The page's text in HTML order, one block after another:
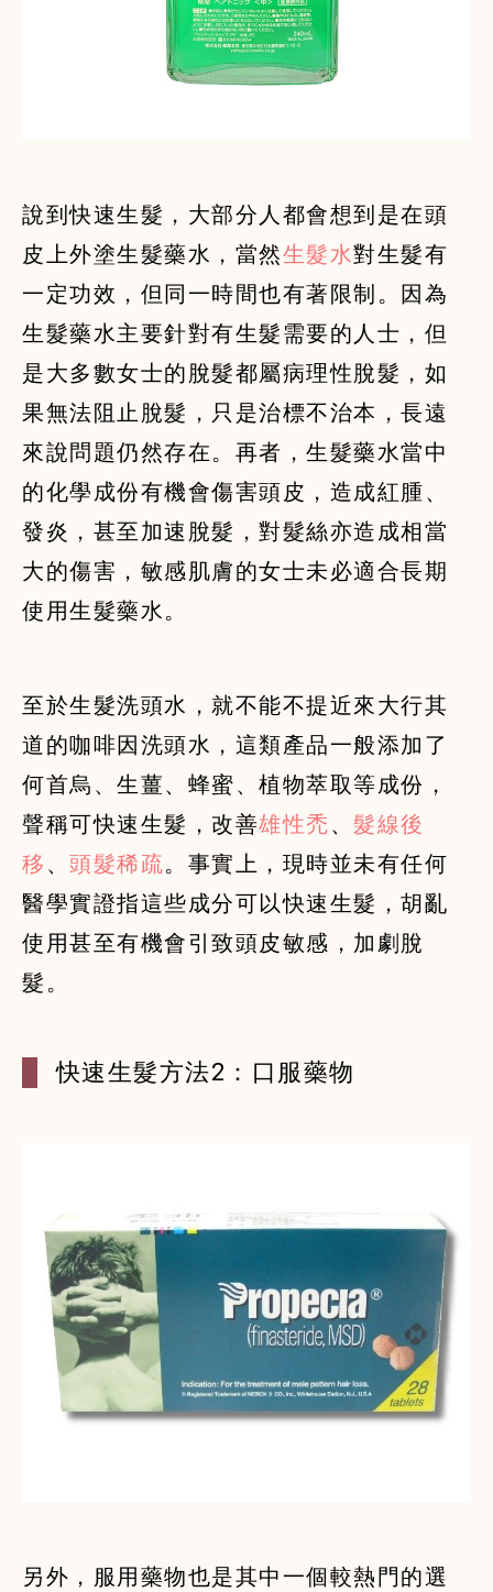
說到快速生髮，大部分人都會想到是在頭
皮上外塗生髮藥水，當然生髮水對生髮有
一定功效，但同一時間也有著限制。因為
生髮藥水主要針對有生髮需要的人士，但
是大多數女士的脫髮都屬病理性脫髮，如
果無法阻止脫髮，只是治標不治本，長遠
來說問題仍然存在。再者，生髮藥水當中
的化學成份有機會傷害頭皮，造成紅腫、
發炎，甚至加速脫髮，對髮絲亦造成相當
大的傷害，敏感肌膚的女士未必適合長期
至於生髮洗頭水，就不能不提近來大行其
道的咖啡因洗頭水，這類產品一般添加了
何首烏、生薑、蜂蜜、植物萃取等成份，
聲稱可快速生髮，改善雄性禿、 髮線後
移 、 頭髮稀疏。事實上，現時並未有任何
醫學實證指這些成分可以快速生髮，胡亂
使用甚至有機會引致頭皮敏感，加劇脫
快速生髮方法2：口服藥物
另外，服用藥物也是其中一個較熱門的選